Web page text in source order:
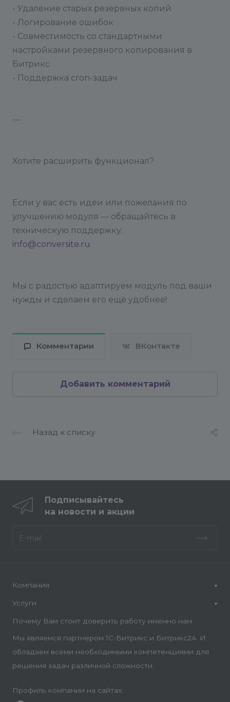
- Удаление старых резервных копий
- Логирование ошибок
- Совместимость со стандартными
настройками резервного копирования в
Битрикс
- Поддержка cron-задач
---
Хотите расширить функционал?
Если у вас есть идеи или пожелания по
улучшению модуля — обращайтесь в
техническую поддержку:
info@conversite.ru
Мы с радостью адаптируем модуль под ваши
нужды и сделаем его ещё удобнее!
Комментарии ВКонтакте
Добавить комментарий
Назад к списку
Подписывайтесь
на новости и акции
Компания
Услуги
Почему Вам стоит доверить работу именно нам
Мы являемся партнером 1С-Битрикс и Битрикс24. И
обладаем всеми необходимыми компетенциями для
решения задач различной сложности.
Профиль компании на сайтах: